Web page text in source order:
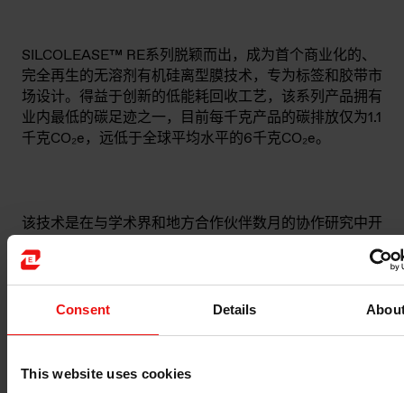
Consent Details
This website uses cookies
SILCOLEASE™ RE系列脱颖而出，成为首个商业化的、
完全再生的无溶剂有机硅离型膜技术，专为标签和胶带市
场设计。得益于创新的低能耗回收工艺，该系列产品拥有
业内最低的碳足迹之一，目前每千克产品的碳排放仅为1.1
千克CO₂e，远低于全球平均水平的6千克CO₂e。
该技术是在与学术界和地方合作伙伴数月的协作研究中开
发而成，从研发项目迅速发展为在法国圣丰工厂启动试点
生产线。该项目获得了法国2030计划和欧盟“下一代欧
盟”（Next Generation EU）复苏计划的支持，推动了前
瞻性投资。可扩展的试点生产线支持工业级离型膜涂布机